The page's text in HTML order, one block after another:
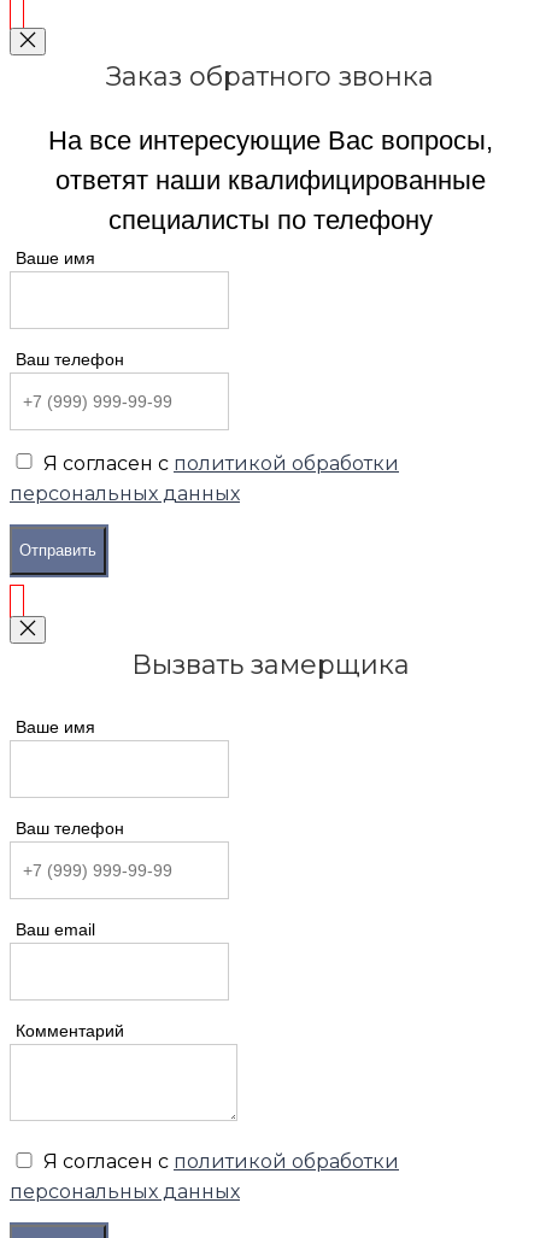
Заказ обратного звонка
На все интересующие Вас вопросы,
ответят наши квалифицированные
специалисты по телефону
Ваше имя
Ваш телефон
Я согласен с политикой обработки
персональных данных
Отправить
Вызвать замерщика
Ваше имя
Ваш телефон
Ваш email
Комментарий
Я согласен с политикой обработки
персональных данных